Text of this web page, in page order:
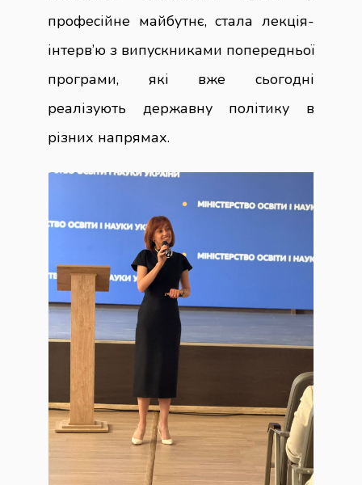
професійне майбутнє, стала лекція-
інтерв’ю з випускниками попередньої
програми, які вже сьогодні
реалізують державну політику в
різних напрямах.